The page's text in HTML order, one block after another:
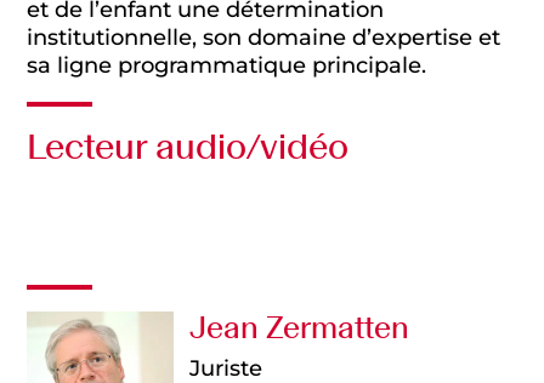
et de l’enfant une détermination
institutionnelle, son domaine d’expertise et
sa ligne programmatique principale.
Lecteur audio/vidéo
Jean Zermatten
Juriste